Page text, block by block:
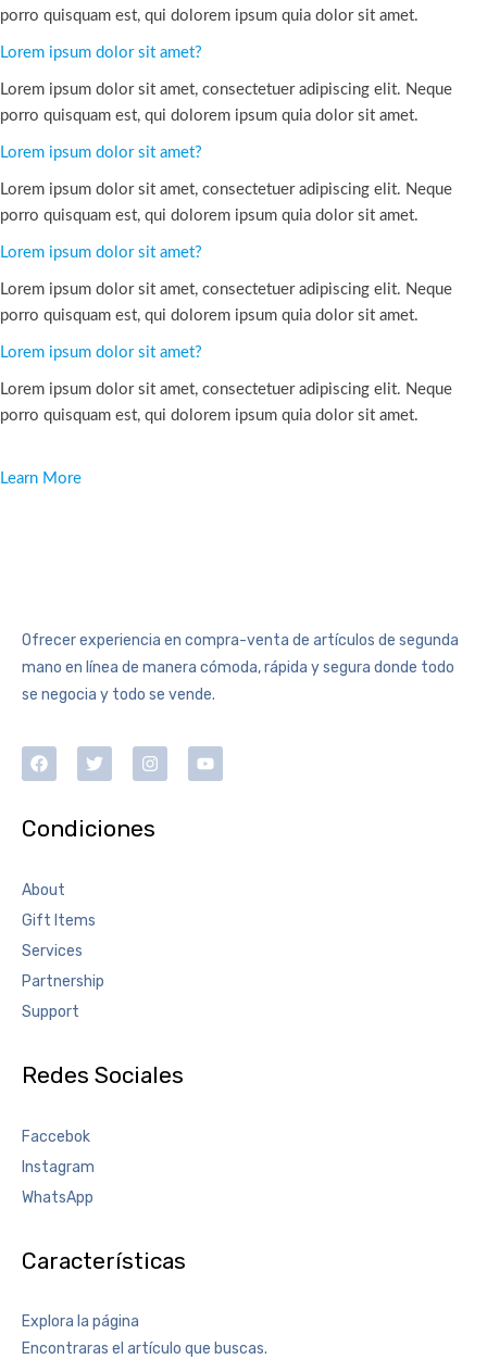
porro quisquam est, qui dolorem ipsum quia dolor sit amet.
Lorem ipsum dolor sit amet?
Lorem ipsum dolor sit amet, consectetuer adipiscing elit. Neque
porro quisquam est, qui dolorem ipsum quia dolor sit amet.
Lorem ipsum dolor sit amet?
Lorem ipsum dolor sit amet, consectetuer adipiscing elit. Neque
porro quisquam est, qui dolorem ipsum quia dolor sit amet.
Lorem ipsum dolor sit amet?
Lorem ipsum dolor sit amet, consectetuer adipiscing elit. Neque
porro quisquam est, qui dolorem ipsum quia dolor sit amet.
Lorem ipsum dolor sit amet?
Lorem ipsum dolor sit amet, consectetuer adipiscing elit. Neque
porro quisquam est, qui dolorem ipsum quia dolor sit amet.
Learn More
Ofrecer experiencia en compra-venta de artículos de segunda
mano en línea de manera cómoda, rápida y segura donde todo
se negocia y todo se vende.
Condiciones
About
Gift Items
Services
Partnership
Support
Redes Sociales
Faccebok
Instagram
WhatsApp
Características
Explora la página
Encontraras el artículo que buscas.